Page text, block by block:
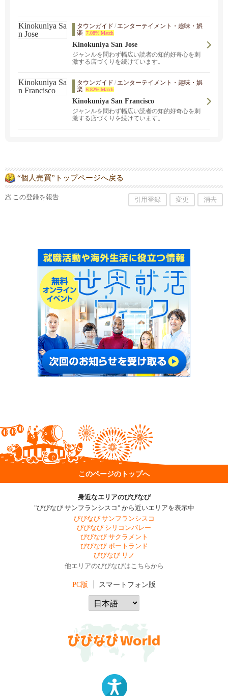
タウンガイド /エンターテイメント・趣味・娯
楽 7.08% Match
Kinokuniya San Jose
ジャンルを問わず幅広い読者の知的好奇心を刺
激する店づくりを続けています。
タウンガイド /エンターテイメント・趣味・娯
楽 6.82% Match
Kinokuniya San Francisco
ジャンルを問わず幅広い読者の知的好奇心を刺
激する店づくりを続けています。
“個人売買”トップページへ戻る
この登録を報告 引用登録 変更 消去
このページのトップへ
身近なエリアのびびなび
"びびなび サンフランシスコ" から近いエリアを表示中
びびなび サンフランシスコ
びびなび シリコンバレー
びびなび サクラメント
びびなび ポートランド
びびなび リノ
他エリアのびびなびはこちらから
PC版 スマートフォン版